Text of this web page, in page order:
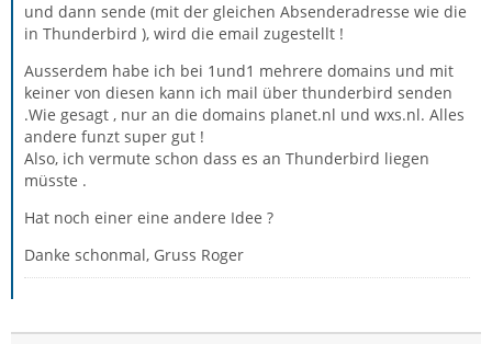
und dann sende (mit der gleichen Absenderadresse wie die
in Thunderbird ), wird die email zugestellt !
Ausserdem habe ich bei 1und1 mehrere domains und mit
keiner von diesen kann ich mail über thunderbird senden
.Wie gesagt , nur an die domains planet.nl und wxs.nl. Alles
andere funzt super gut !
Also, ich vermute schon dass es an Thunderbird liegen
müsste .
Hat noch einer eine andere Idee ?
Danke schonmal, Gruss Roger